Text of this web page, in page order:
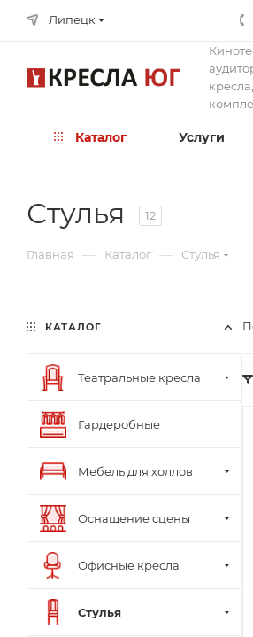
Липецк
Каталог Услуги
Стулья 12
Главная — Каталог — Стулья
КАТАЛОГ
Театральные кресла
Гардеробные
Мебель для холлов
Оснащение сцены
Офисные кресла
Стулья